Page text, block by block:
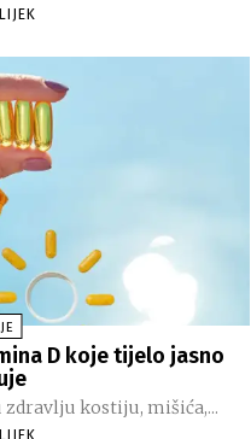
D koje tijelo jasno
kostiju, mišića,...